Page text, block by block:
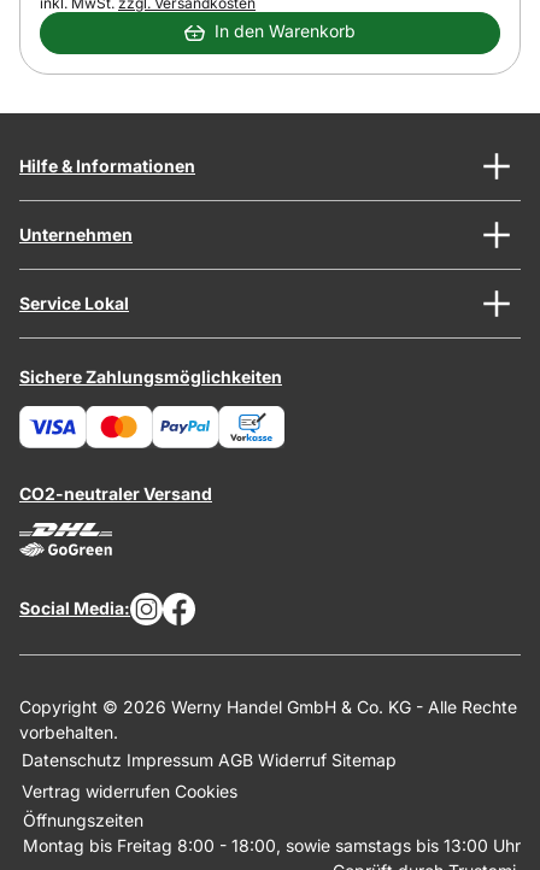
In den Warenkorb
Hilfe & Informationen
Unternehmen
Service Lokal
Sichere Zahlungsmöglichkeiten
CO2-neutraler Versand
Social Media:
Copyright © 2026 Werny Handel GmbH & Co. KG - Alle Rechte
vorbehalten.
Datenschutz Impressum AGB Widerruf Sitemap
Vertrag widerrufen Cookies
Öffnungszeiten
Montag bis Freitag 8:00 - 18:00, sowie samstags bis 13:00 Uhr